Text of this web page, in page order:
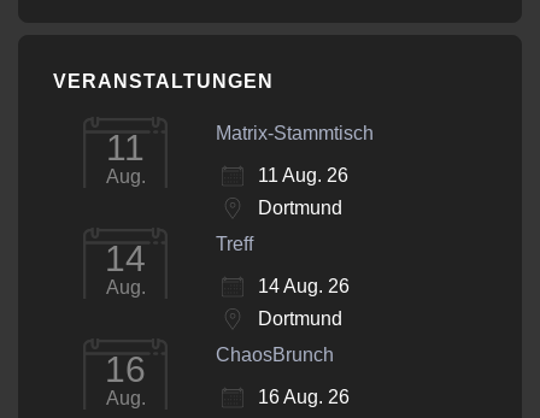
VERANSTALTUNGEN
11
Aug.
Matrix-Stammtisch
11 Aug. 26
Dortmund
14
Aug.
Treff
14 Aug. 26
Dortmund
16
Aug.
ChaosBrunch
16 Aug. 26